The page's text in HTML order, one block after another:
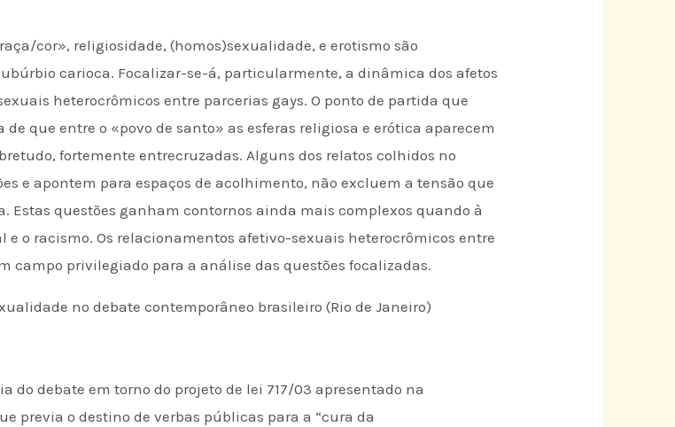
cor», religiosidade, (homos)sexualidade, e erotismo são
carioca. Focalizar-se-á, particularmente, a dinâmica dos afetos
heterocrômicos entre parcerias gays. O ponto de partida que
que entre o «povo de santo» as esferas religiosa e erótica aparecem
fortemente entrecruzadas. Alguns dos relatos colhidos no
e apontem para espaços de acolhimento, não excluem a tensão que
Estas questões ganham contornos ainda mais complexos quando à
o racismo. Os relacionamentos afetivo-sexuais heterocrômicos entre
campo privilegiado para a análise das questões focalizadas.
no debate contemporâneo brasileiro (Rio de Janeiro)
debate em torno do projeto de lei 717/03 apresentado na
previa o destino de verbas públicas para a “cura da